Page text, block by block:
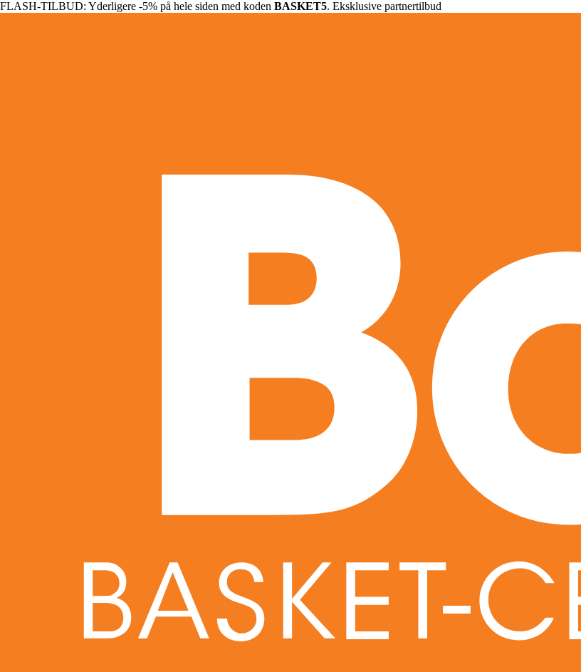
FLASH-TILBUD: Yderligere -5% på hele siden med koden BASKET5. Eksklusive partnertilbud